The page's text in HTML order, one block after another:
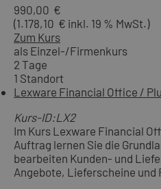
990,00 €
(1.178,10 € inkl. 19 % MwSt.)
Zum Kurs
als Einzel-/Firmenkurs
2 Tage
1 Standort
Lexware Financial Office /
Kurs-ID:LX2
Im Kurs Lexware Financial
Auftrag lernen Sie die
bearbeiten Kunden- und
Angebote, Lieferscheine und